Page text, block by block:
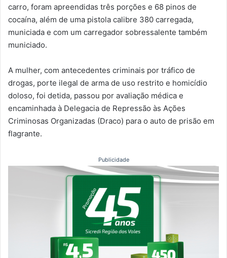
carro, foram apreendidas três porções e 68 pinos de
cocaína, além de uma pistola calibre 380 carregada,
municiada e com um carregador sobressalente também
municiado.
A mulher, com antecedentes criminais por tráfico de
drogas, porte ilegal de arma de uso restrito e homicídio
doloso, foi detida, passou por avaliação médica e
encaminhada à Delegacia de Repressão às Ações
Criminosas Organizadas (Draco) para o auto de prisão em
flagrante.
Publicidade